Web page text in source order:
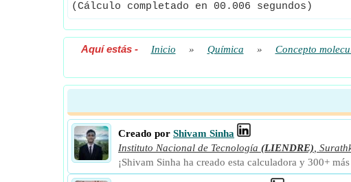
(Cálculo completado en 00.006 segundos)
Aquí estás- Inicio » Química » Concepto
Creado por Shivam Sinha
Instituto Nacional de Tecnología (LIENDRE)
¡Shivam Sinha ha creado esta calculadora y 300+